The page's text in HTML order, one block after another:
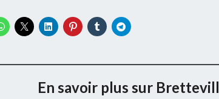
En savoir plus sur